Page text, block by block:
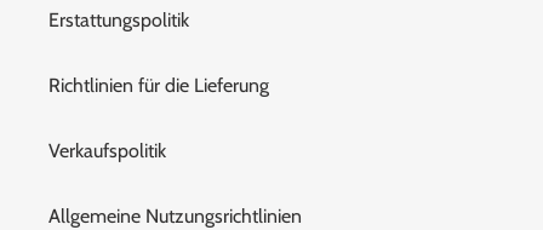
Erstattungspolitik
Richtlinien für die Lieferung
Verkaufspolitik
Allgemeine Nutzungsrichtlinien